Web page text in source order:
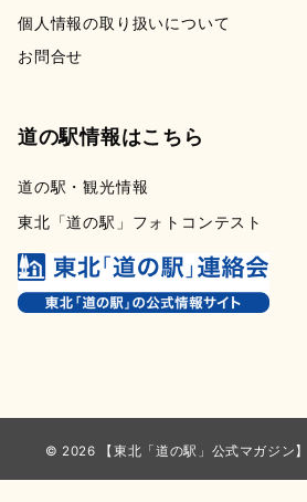
個人情報の取り扱いについて
お問合せ
道の駅情報はこちら
道の駅・観光情報
東北「道の駅」フォトコンテスト
© 2026 【東北「道の駅」公式マガジン